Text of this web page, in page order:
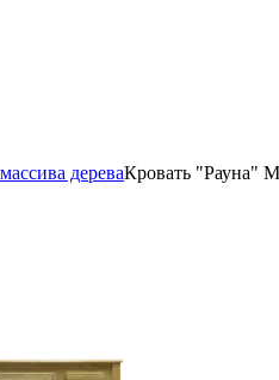
дереваКровать "Рауна"